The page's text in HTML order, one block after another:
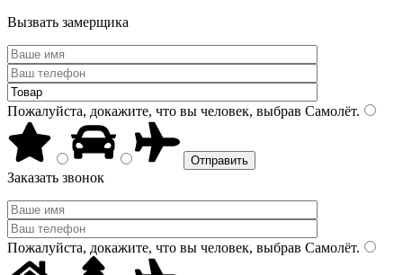
Вызвать замерщика
Пожалуйста, докажите, что вы человек, выбрав Самолёт.
Заказать звонок
Пожалуйста, докажите, что вы человек, выбрав Самолёт.